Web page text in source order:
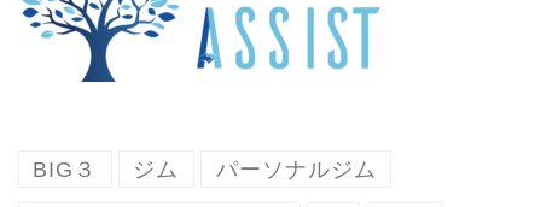
BIG３ ジム パーソナルジム